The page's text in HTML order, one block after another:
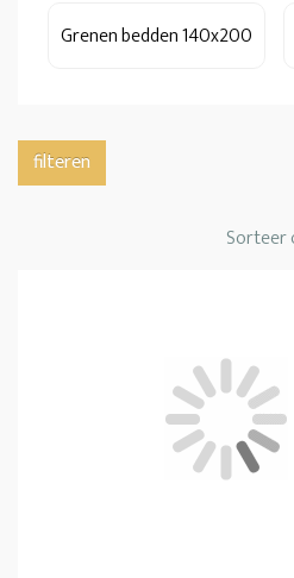
Grenen bedden 140x200
filteren
Sorteer